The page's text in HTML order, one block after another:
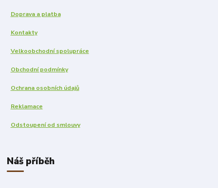
Doprava a platba
Kontakty
Velkoobchodní spolupráce
Obchodní podmínky
Ochrana osobních údajů
Reklamace
Odstoupení od smlouvy
Náš příběh